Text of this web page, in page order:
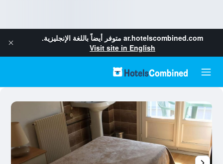
ar.hotelscombined.com متوفر أيضاً باللغة الإنجليزية.
Visit site in English